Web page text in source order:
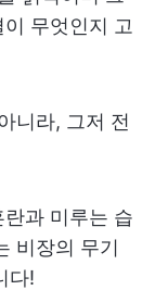
무엇인지 고
니라, 그저 전
과 미루는 습
비장의 무기
다!